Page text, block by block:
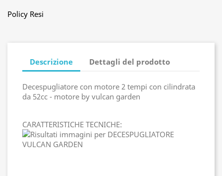
Policy Resi
Descrizione Dettagli del prodotto
Decespugliatore con motore 2 tempi con cilindrata
da 52cc - motore by vulcan garden
CARATTERISTICHE TECNICHE: